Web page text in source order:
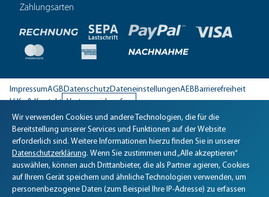
Zahlungsarten
ImpressumAGBDatenschutzDateneinstellungenAEBBarrierefreiheit
Hilfe & Kontakt Vertrag widerrufen
Biomaris Cookie-Einstellungen geöffnet
Wir verwenden Cookies und andere Technologien, die für die
Bereitstellung unserer Services und Funktionen auf der Website
erforderlich sind. Weitere Informationen hierzu finden Sie in unserer
Datenschutzerklärung. Wenn Sie zustimmen und „Alle akzeptieren“
auswählen, können auch Drittanbieter, die als Partner agieren, Cookies
auf Ihrem Gerät speichern und ähnliche Technologien verwenden, um
personenbezogene Daten (zum Beispiel Ihre IP-Adresse) zu erfassen